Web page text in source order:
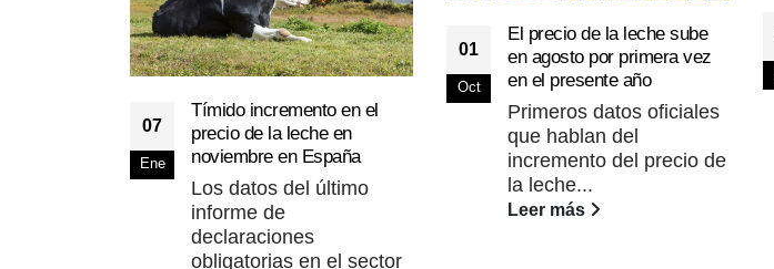
07
Ene
Tímido incremento en el
precio de la leche en
noviembre en España
Los datos del último
informe de
declaraciones
obligatorias en el sector
01
Oct
El precio de la leche sube
en agosto por primera vez
en el presente año
Primeros datos oficiales
que hablan del
incremento del precio de
la leche...
Leer más